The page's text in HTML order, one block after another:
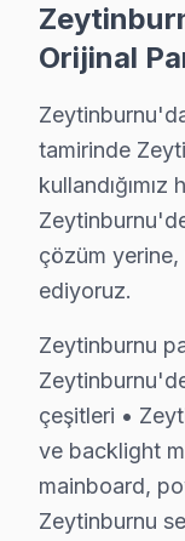
Zeytinburnu'de
Telefon: 0850
•
• Belirlenen
• Zeytinburnu
Zeytinburnu
Sabah arayın
Zeytinburnu
Zeytinburnu
Zeytinburnu
Orijinal
tamirinde
çözüm yerine,
ediyoruz.
Zeytinburnu
çeşitleri •
ve backlight
mainboard,
Zeytinburnu